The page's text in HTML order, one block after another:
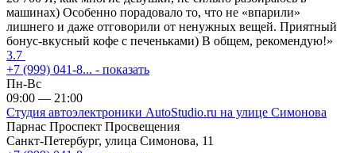
машинах) Особенно порадовало то, что не «впарили»
лишнего и даже отговорили от ненужных вещей. Приятный
бонус-вкусный кофе с печеньками) В общем, рекомендую!»
3.7
+7 (999) 041-8... - показать
Пн-Вс
09:00 — 21:00
Студия автоэлектроники AutoStudio.ru на улице Симонова
Парнас Проспект Просвещения
Санкт-Петербург, улица Симонова, 11